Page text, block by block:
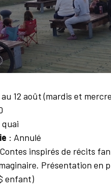
12 août (mardis et
: Annulé
Contes inspirés de récits
Présentation en
enfant)